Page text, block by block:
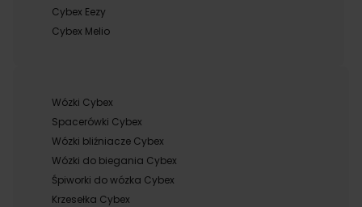
Cybex Eezy
Cybex Melio
Wózki Cybex
Spacerówki Cybex
Wózki bliźniacze Cybex
Wózki do biegania Cybex
Śpiworki do wózka Cybex
Krzesełka Cybex